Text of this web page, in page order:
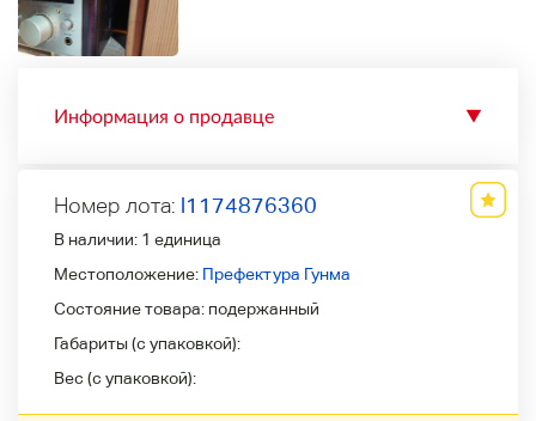
Информация о продавце ▼
Номер лота: l1174876360
В наличии: 1 единица
Местоположение: Префектура Гунма
Состояние товара: подержанный
Габариты (с упаковкой):
Вес (с упаковкой):